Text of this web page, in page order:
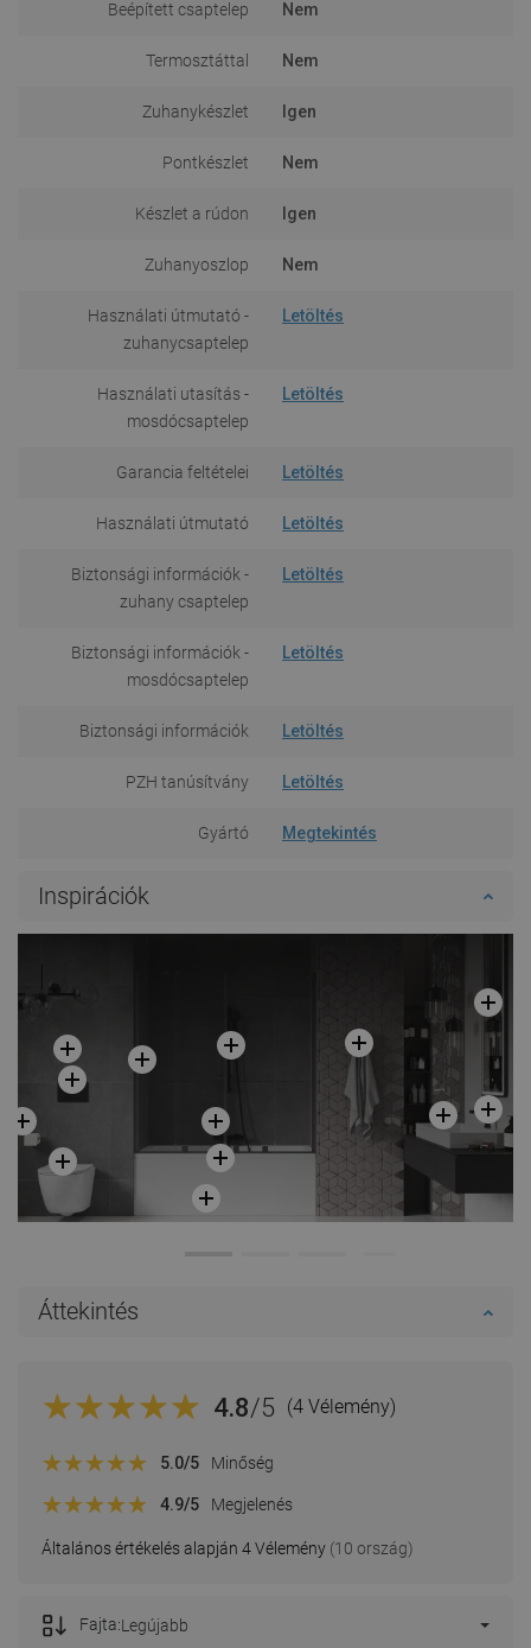
Beépített csaptelep Nem
Termosztáttal Nem
Zuhanykészlet Igen
Pontkészlet Nem
Készlet a rúdon Igen
Zuhanyoszlop Nem
Használati útmutató -
zuhanycsaptelep
Letöltés
Használati utasítás -
mosdócsaptelep
Letöltés
Garancia feltételei Letöltés
Használati útmutató Letöltés
Biztonsági információk -
zuhany csaptelep
Letöltés
Biztonsági információk -
mosdócsaptelep
Letöltés
Biztonsági információk Letöltés
PZH tanúsítvány Letöltés
Gyártó Megtekintés
Inspirációk
Áttekintés
4.8/5 (4 Vélemény)
Általános értékelés alapján 4 Vélemény (10 ország)
5.0/5 Minőség
4.9/5 Megjelenés
Fajta:Legújabb